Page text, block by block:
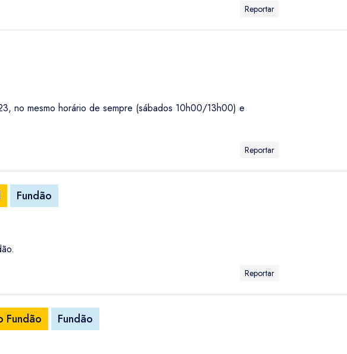
Reportar
no mesmo horário de sempre (sábados 10h00/13h00) e
Reportar
Fundão
Reportar
Fundão
Fundão